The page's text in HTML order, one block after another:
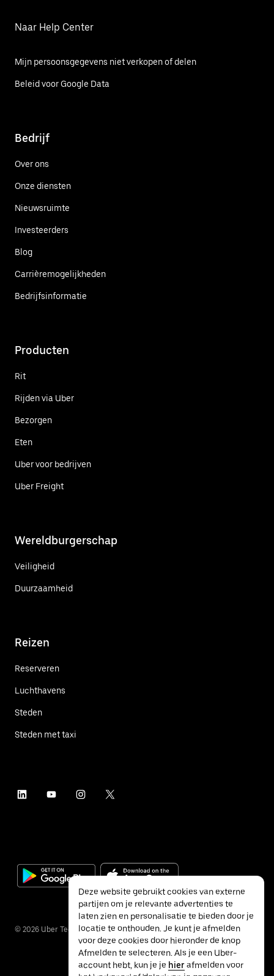
Naar Help Center
Mijn persoonsgegevens niet verkopen of delen
Beleid voor Google Data
Bedrijf
Over ons
Onze diensten
Nieuwsruimte
Investeerders
Blog
Carrièremogelijkheden
Bedrijfsinformatie
Producten
Rit
Rijden via Uber
Bezorgen
Eten
Uber voor bedrijven
Uber Freight
Wereldburgerschap
Veiligheid
Duurzaamheid
Reizen
Reserveren
Luchthavens
Steden
Steden met taxi
© 2026 Uber Technologies Inc.
Deze website gebruikt cookies van externe
partijen om je relevante advertenties te
laten zien en personalisatie te bieden door je
locatie te onthouden. Je kunt je afmelden
voor deze cookies door hieronder de knop
Afmelden te selecteren. Als je een Uber-
account hebt, kun je je hierafmelden voor